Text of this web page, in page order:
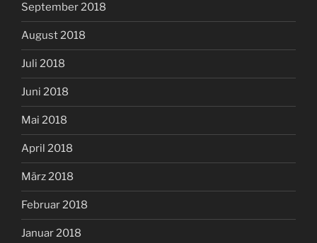
September 2018
August 2018
Juli 2018
Juni 2018
Mai 2018
April 2018
März 2018
Februar 2018
Januar 2018